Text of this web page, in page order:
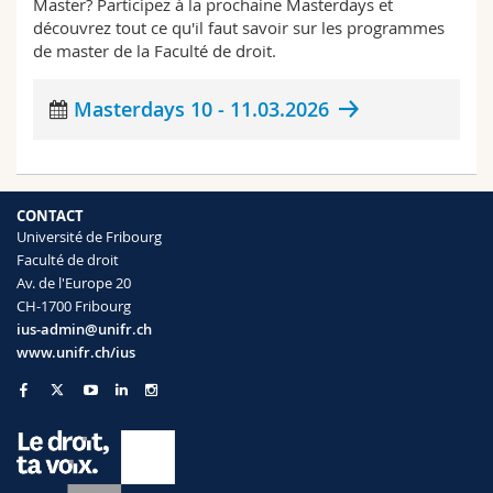
Sciences et médecine
Collaborateurs
Webmail
Master? Participez à la prochaine Masterdays et
découvrez tout ce qu'il faut savoir sur les programmes
de master de la Faculté de droit.
Masterdays 10 - 11.03.2026
CONTACT
Université de Fribourg
Faculté de droit
Av. de l'Europe 20
CH-1700 Fribourg
ius-admin@unifr.ch
www.unifr.ch/ius